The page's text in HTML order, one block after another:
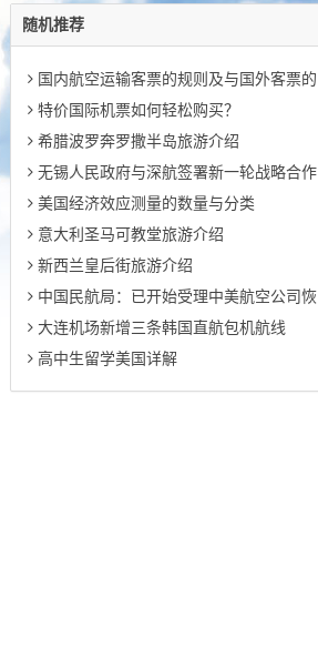
随机推荐
国内航空运输客票的规则及与国外客票的异同
特价国际机票如何轻松购买？
希腊波罗奔罗撒半岛旅游介绍
无锡人民政府与深航签署新一轮战略合作协议
美国经济效应测量的数量与分类
意大利圣马可教堂旅游介绍
新西兰皇后街旅游介绍
中国民航局：已开始受理中美航空公司恢复运营中美航线的申请
大连机场新增三条韩国直航包机航线
高中生留学美国详解